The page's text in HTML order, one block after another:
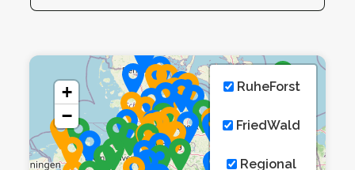
+
−
RuheForst
FriedWald
Regional